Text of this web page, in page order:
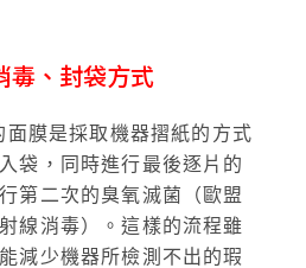
毒、封袋方式
膜是採取機器摺紙的方式
袋，同時進行最後逐片的
第二次的臭氧滅菌（歐盟
線消毒）。這樣的流程雖
減少機器所檢測不出的瑕